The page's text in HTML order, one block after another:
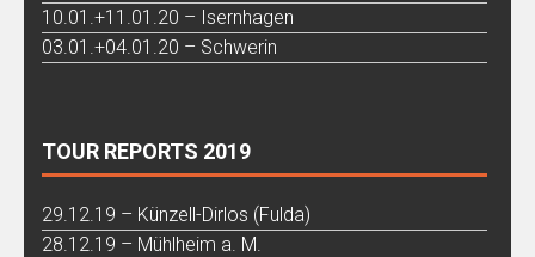
10.01.+11.01.20 – Isernhagen
03.01.+04.01.20 – Schwerin
TOUR REPORTS 2019
29.12.19 – Künzell-Dirlos (Fulda)
28.12.19 – Mühlheim a. M.